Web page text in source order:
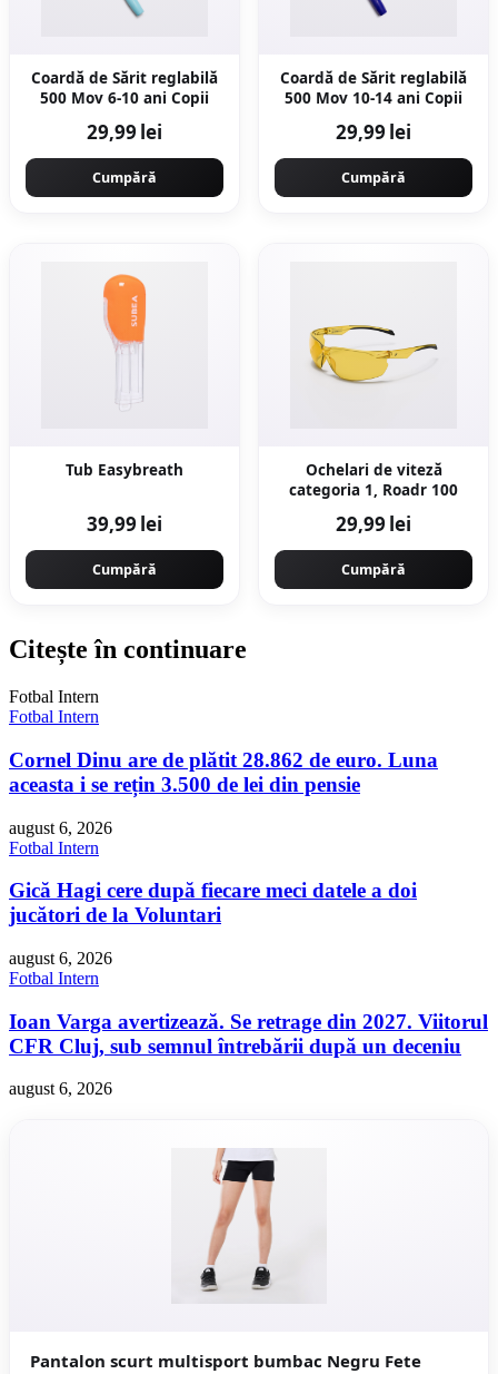
Coardă de Sărit reglabilă
500 Mov 6-10 ani Copii
29,99 lei
Cumpără
Coardă de Sărit reglabilă
500 Mov 10-14 ani Copii
29,99 lei
Cumpără
Tub Easybreath
39,99 lei
Cumpără
Ochelari de viteză
categoria 1, Roadr 100
29,99 lei
Cumpără
Citește în continuare
Fotbal Intern
Fotbal Intern
Cornel Dinu are de plătit 28.862 de euro. Luna
aceasta i se rețin 3.500 de lei din pensie
august 6, 2026
Fotbal Intern
Gică Hagi cere după fiecare meci datele a doi
jucători de la Voluntari
august 6, 2026
Fotbal Intern
Ioan Varga avertizează. Se retrage din 2027. Viitorul
CFR Cluj, sub semnul întrebării după un deceniu
august 6, 2026
Pantalon scurt multisport bumbac Negru Fete